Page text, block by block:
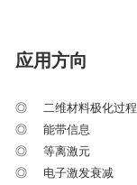
应用方向
◎ 二维材料极化过程
◎ 能带信息
◎ 等离激元
◎ 电子激发衰减